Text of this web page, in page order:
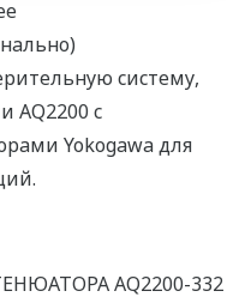
систему,
AQ2200 с
Yokogawa для
AQ2200-332